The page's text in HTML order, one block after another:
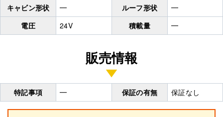
キャビン形状
━ ルーフ形状
━
電圧
24V 積載量 ━
販売情報
特記事項 ━ 保証の有無 保証なし